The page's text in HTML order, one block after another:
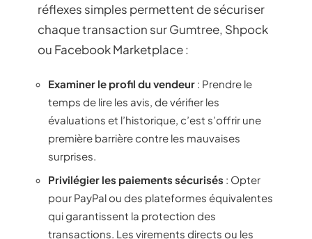
réflexes simples permettent de sécuriser
chaque transaction sur Gumtree, Shpock
ou Facebook Marketplace :
Examiner le profil du vendeur : Prendre le
temps de lire les avis, de vérifier les
évaluations et l’historique, c’est s’offrir une
première barrière contre les mauvaises
surprises.
Privilégier les paiements sécurisés : Opter
pour PayPal ou des plateformes équivalentes
qui garantissent la protection des
transactions. Les virements directs ou les